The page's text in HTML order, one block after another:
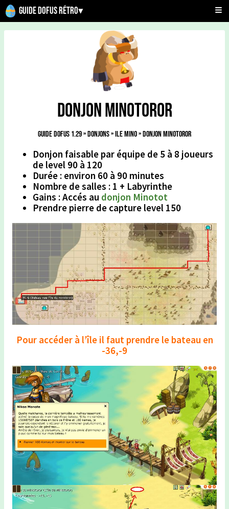
Guide Dofus Rétro▾
Donjon Minotoror
Guide Dofus 1.29»Donjons»Ile Mino»Donjon Minotoror
Donjon faisable par équipe de 5 à 8 joueurs
de level 90 à 120
Durée : environ 60 à 90 minutes
Nombre de salles : 1 + Labyrinthe
Gains : Accés au donjon Minotot
Prendre pierre de capture level 150
Pour accéder à l’île il faut prendre le bateau en
-36,-9